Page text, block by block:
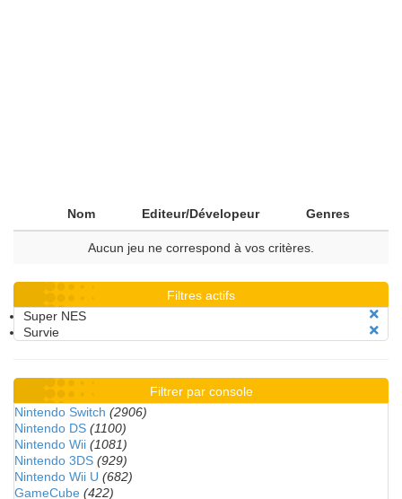
Nom Editeur/Dévelopeur Genres
Aucun jeu ne correspond à vos critères.
Filtres actifs
Super NES
Survie
Filtrer par console
Nintendo Switch (2906)
Nintendo DS (1100)
Nintendo Wii (1081)
Nintendo 3DS (929)
Nintendo Wii U (682)
GameCube (422)